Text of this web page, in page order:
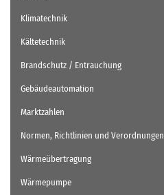
Klimatechnik
Kältetechnik
Brandschutz / Entrauchung
Gebäudeautomation
Marktzahlen
Normen, Richtlinien und Verordnungen
Wärmeübertragung
Wärmepumpe